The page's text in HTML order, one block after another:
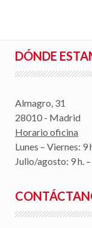
DÓNDE
Almagro, 31
28010 - Madrid
Horario oficina
Lunes – Viernes: 9
Julio/agosto: 9 h.